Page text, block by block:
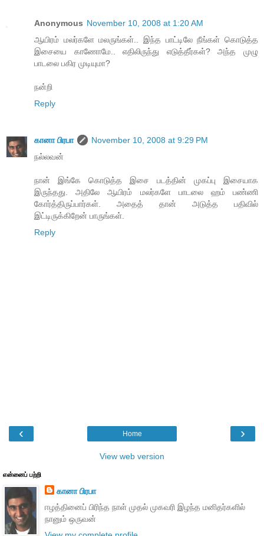
Anonymous November 10, 2008 at 1:20 AM
ஆயிரம் மலர்களே மலருங்கள்.. இந்த பாட்டிலே நீங்கள் கொடுத்த
இசையை காணோமே.. எதிலிருந்து எடுத்தீர்கள்? அந்த முழு
பாடலை பகிர முடியுமா?
நன்றி
Reply
கானா பிரபா
November 10, 2008 at 9:29 PM
நல்லவன்
நான் இங்கே கொடுத்த இசை படத்தின் முகப்பு இசையாக
இருந்தது. அதிலே ஆயிரம் மலர்களே பாடலை ஹம் பண்ணி
கோர்த்திருப்பார்கள். அதைத் தான் அடுத்த பதிவில்
இட்டிருக்கிறேன் பாருங்கள்.
Reply
‹ ›
Home
View web version
என்னைப் பற்றி
கானா பிரபா
ஈழத்தினைப் பிரிந்த நாள் முதல் முகவரி இழந்த மனிதர்களில்
நானும் ஒருவன்